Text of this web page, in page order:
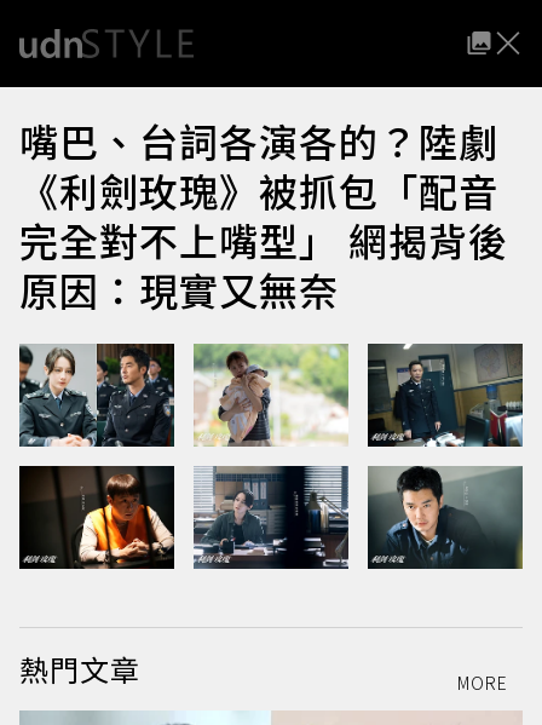
嘴巴、台詞各演各的？陸劇
《利劍玫瑰》被抓包「配音
完全對不上嘴型」 網揭背後
原因：現實又無奈
熱門文章 MORE